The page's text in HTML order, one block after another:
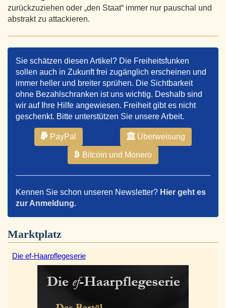
zurückzuziehen oder „den Staat“ immer nur pauschal und
abstrakt zu attackieren.
Sie schätzen diesen Artikel? Die Freiheitsfunken
sollen auch in Zukunft frei zugänglich erscheinen und
immer heller und breiter sprühen. Die Sichtbarkeit
ohne Bezahlschranken ist uns wichtig. Deshalb sind
wir auf Ihre Hilfe angewiesen. Freiheit gibt es nicht
geschenkt. Bitte unterstützen Sie unsere Arbeit.
PayPal Überweisung
Bitcoin und Monero
Kennen Sie schon unseren Newsletter? Hier geht es
zur Anmeldung.
Marktplatz
Die ef-Haarpflegeserie